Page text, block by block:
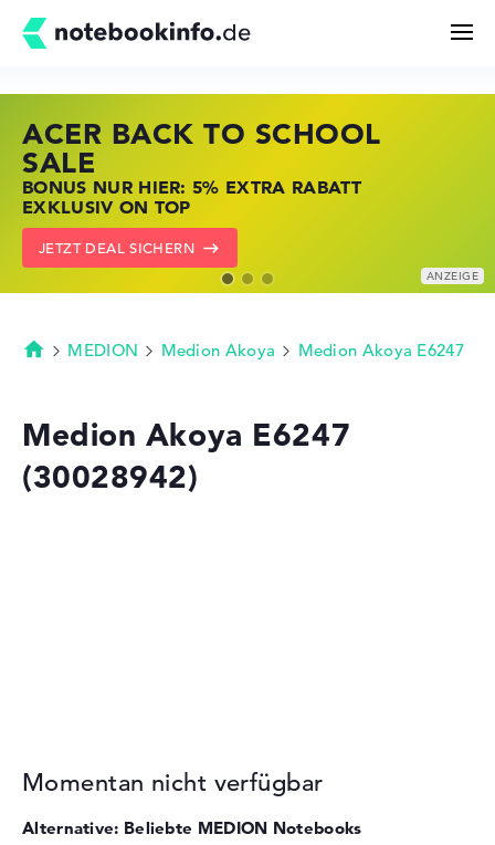
Kaufberatung
Technik & Wissen
Deals
ACER BACK TO SCHOOL
SALE
BONUS NUR HIER: 5% EXTRA RABATT
EXKLUSIV ON TOP
JETZT DEAL SICHERN
HP STORE SSV DEALS
JETZT ZUGREIFEN: NOTEBOOKS BEI HP
KRÄFTIG REDUZIERT
ZU DEN HP ANGEBOTEN
LENOVO LAPTOP DEALS
NOTEBOOKS BEI LENOVO JETZT
KRÄFTIG REDUZIERT
LENOVO DEALS ZEIGEN
Startseite
MEDION Medion Akoya Medion Akoya E6247
Medion Akoya E6247
(30028942)
Momentan nicht verfügbar
Alternative: Beliebte MEDION Notebooks